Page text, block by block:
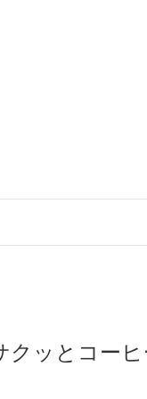
クッとコー